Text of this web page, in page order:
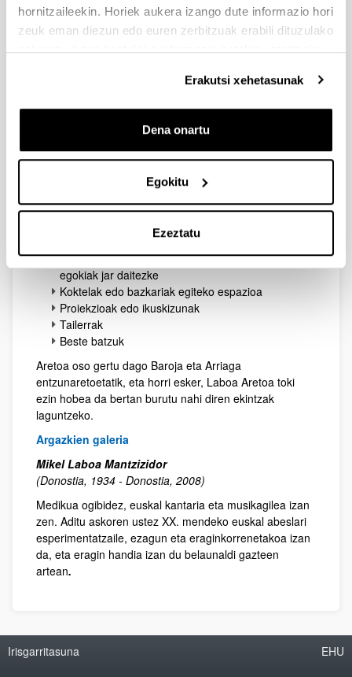
hornitzaileekin. Horiek aukera izango dute informazio hori
zeuk eman diezun edo euren zerbitzuak erabili dituzulako
eskuratu duten bestelako informazio batekin uztartzeko.
Erakutsi xehetasunak
Dena onartu
Egokitu
Ezeztatu
Mota guztietako erakusketetarako egokia den 110
m²ko espazio irekia da. Hala ere, mota honetako areto
batek eskaintzen duen malgutasunari esker, bertan
mota askotako ekintzak egin daitezke:
Hitzaldi edo bilera gela; horretarako altzari
egokiak jar daitezke
Koktelak edo bazkariak egiteko espazioa
Proiekzioak edo ikuskizunak
Tailerrak
Beste batzuk
Aretoa oso gertu dago Baroja eta Arriaga
entzunaretoetatik, eta horri esker, Laboa Aretoa toki
ezin hobea da bertan burutu nahi diren ekintzak
laguntzeko.
Argazkien galeria
Mikel Laboa Mantzizidor
(Donostia, 1934 - Donostia, 2008)
Medikua ogibidez, euskal kantaria eta musikagilea izan
zen. Aditu askoren ustez XX. mendeko euskal abeslari
esperimentatzaile, ezagun eta eraginkorrenetakoa izan
da, eta eragin handia izan du belaunaldi gazteen
artean.
Irisgarritasuna EHU